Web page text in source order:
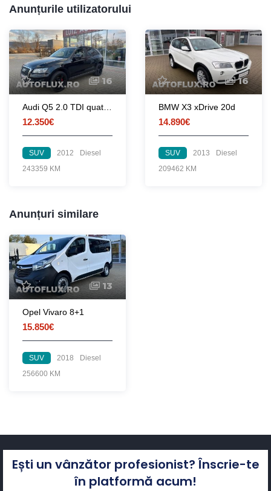
Anunțurile utilizatorului
16
12.350€
SUV 2012
Diesel
243359 KM
16
BMW X3 xDrive 20d
14.890€
SUV 2013
Diesel
209462 KM
Anunțuri similare
13
Opel Vivaro 8+1
15.850€
SUV 2018
Diesel
256600 KM
Ești un vânzător profesionist? Înscrie-te
în platformă acum!